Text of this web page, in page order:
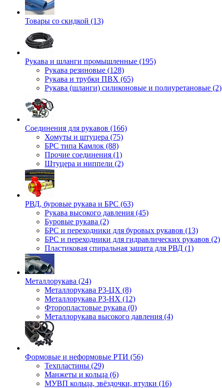
Товары со скидкой (13)
Рукава и шланги промышленные (195)
Рукава резиновые (128)
Рукава и трубки ПВХ (65)
Рукава (шланги) силиконовые и полиуретановые (2)
Соединения для рукавов (166)
Хомуты и штуцера (75)
БРС типа Камлок (88)
Прочие соединения (1)
Штуцера и ниппели (2)
РВД, буровые рукава и БРС (63)
Рукава высокого давления (45)
Буровые рукава (2)
БРС и переходники для буровых рукавов (13)
БРС и переходники для гидравлических рукавов (2)
Пластиковая спиральная защита для РВД (1)
Металлорукава (24)
Металлорукава Р3-ЦХ (8)
Металлорукава Р3-НХ (12)
Фторопластовые рукава (0)
Металлорукава высокого давления (4)
Формовые и неформовые РТИ (56)
Техпластины (29)
Манжеты и кольца (6)
МУВП кольца, звёздочки, втулки (16)